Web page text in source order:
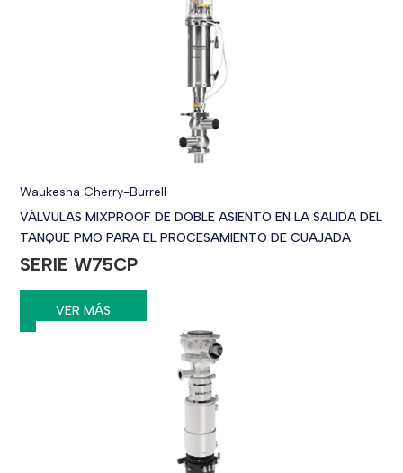
Waukesha Cherry-Burrell
VÁLVULAS MIXPROOF DE DOBLE ASIENTO EN LA SALIDA DEL
TANQUE PMO PARA EL PROCESAMIENTO DE CUAJADA
SERIE W75CP
VER MÁS